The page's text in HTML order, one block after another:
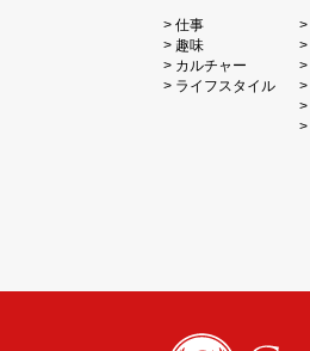
仕事
趣味
カルチャー
ライフスタイル